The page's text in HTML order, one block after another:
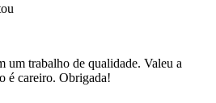
um trabalho de qualidade. Valeu a
é careiro. Obrigada!